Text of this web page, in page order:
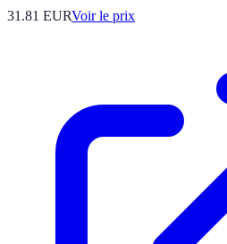
31.81 EURVoir le prix